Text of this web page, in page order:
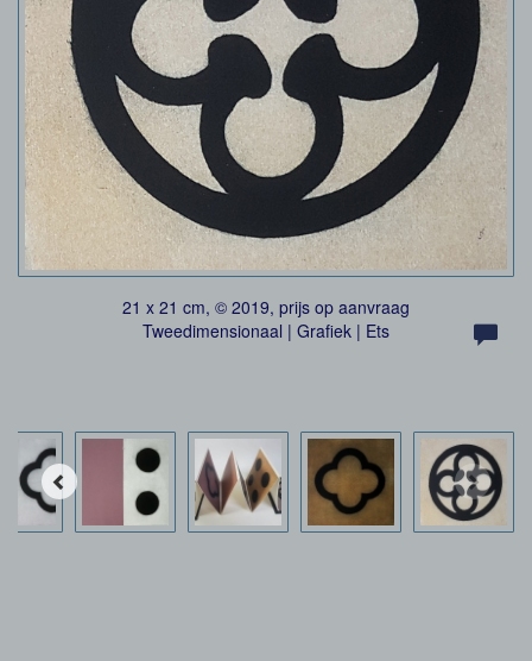
21 x 21 cm, © 2019, prijs op aanvraag
Tweedimensionaal | Grafiek | Ets